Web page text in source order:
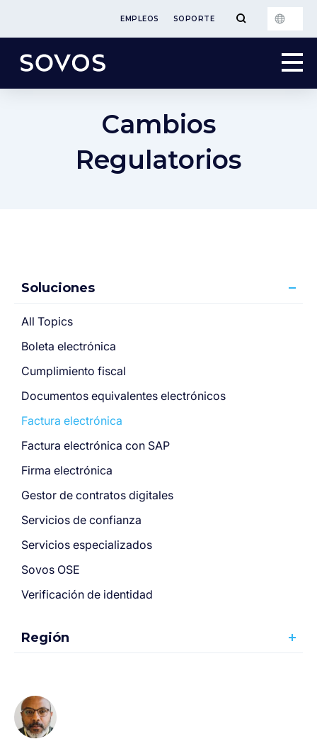
EMPLEOS SOPORTE
Cambios
Regulatorios
Soluciones
All Topics
Boleta electrónica
Cumplimiento fiscal
Documentos equivalentes electrónicos
Factura electrónica
Factura electrónica con SAP
Firma electrónica
Gestor de contratos digitales
Servicios de confianza
Servicios especializados
Sovos OSE
Verificación de identidad
Región